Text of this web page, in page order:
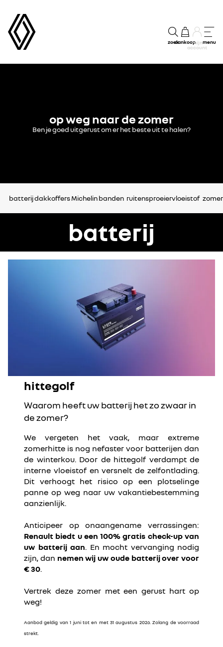
zoekaankoopmijn
account
menu
op weg naar de zomer
Ben je goed uitgerust om er het beste uit te halen?
batterijdakkoffers Michelin banden ruitensproeiervloeistof
batterij
hittegolf
Waarom heeft uw batterij het zo zwaar in
de zomer?
We vergeten het vaak, maar extreme
zomerhitte is nog nefaster voor batterijen dan
de winterkou. Door de hittegolf verdampt de
interne vloeistof en versnelt de zelfontlading.
Dit verhoogt het risico op een plotselinge
panne op weg naar uw vakantiebestemming
aanzienlijk.
Anticipeer op onaangename verrassingen:
Renault biedt u een 100% gratis check-up van
uw batterij aan. En mocht vervanging nodig
zijn, dan nemen wij uw oude batterij over voor
€ 30.
Vertrek deze zomer met een gerust hart op
weg!
Aanbod geldig van 1 juni tot en met 31 augustus 2026. Zolang de voorraad
strekt.